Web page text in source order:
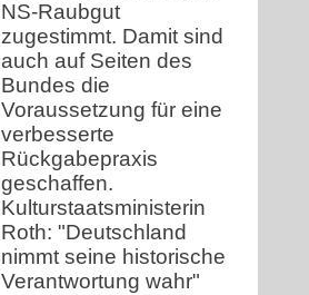
NS-Raubgut
zugestimmt. Damit sind
auch auf Seiten des
Bundes die
Voraussetzung für eine
verbesserte
Rückgabepraxis
geschaffen.
Kulturstaatsministerin
Roth: "Deutschland
nimmt seine historische
Verantwortung wahr"